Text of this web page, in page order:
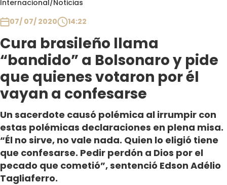
Internacional/Noticias
07/ 07/ 2020
14:22
Cura brasileño llama
“bandido” a Bolsonaro y pide
que quienes votaron por él
vayan a confesarse
Un sacerdote causó polémica al irrumpir con
estas polémicas declaraciones en plena misa.
“Él no sirve, no vale nada. Quien lo eligió tiene
que confesarse. Pedir perdón a Dios por el
pecado que cometió”, sentenció Edson Adélio
Tagliaferro.
Club De La Comedia
Contigo en Directo
Plan Perfecto
El Tiempo
Sabingo
Todos Los Programas